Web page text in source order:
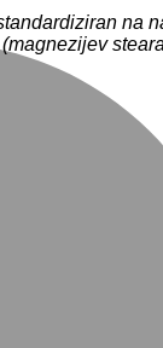
na